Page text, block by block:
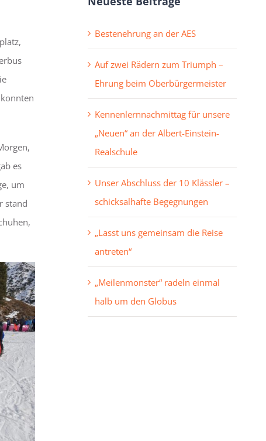
es
um
stand
Bestenehrung an der AES
Auf zwei Rädern zum Triumph –
Ehrung beim Oberbürgermeister
Kennenlernnachmittag für unsere
„Neuen“ an der Albert-Einstein-
Realschule
Unser Abschluss der 10 Klässler –
schicksalhafte Begegnungen
„Lasst uns gemeinsam die Reise
antreten“
„Meilenmonster“ radeln einmal
halb um den Globus